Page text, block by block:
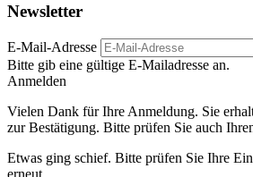
Newsletter
E-Mail-Adresse
Bitte gib eine gültige E-Mailadresse an.
Anmelden
Vielen Dank für Ihre Anmeldung. Sie
zur Bestätigung. Bitte prüfen Sie auch
Etwas ging schief. Bitte prüfen Sie Ihre
erneut.